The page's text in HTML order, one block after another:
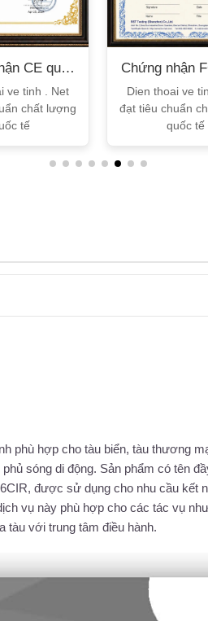
CE quốc
tế
ve tinh . Net
chất lượng
tế
Chứng nhận
tế
Dien thoai ve
đạt tiêu chuẩn
quốc tế
phù hợp cho tàu biển, tàu thương
sóng di động. Sản phẩm có tên
được sử dụng cho nhu cầu kết
vụ này phù hợp cho các tác vụ
tàu với trung tâm điều hành.